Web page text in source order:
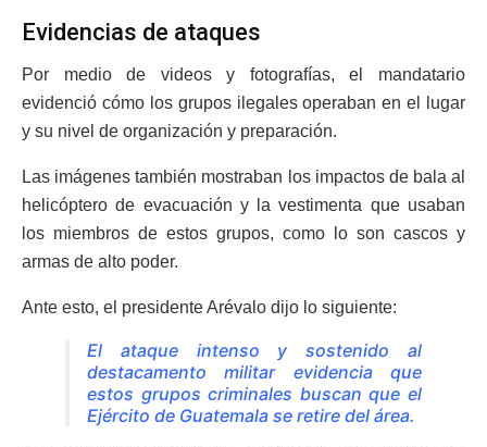
Evidencias de ataques
Por medio de videos y fotografías, el mandatario
evidenció cómo los grupos ilegales operaban en el lugar
y su nivel de organización y preparación.
Las imágenes también mostraban los impactos de bala al
helicóptero de evacuación y la vestimenta que usaban
los miembros de estos grupos, como lo son cascos y
armas de alto poder.
Ante esto, el presidente Arévalo dijo lo siguiente:
El ataque intenso y sostenido al
destacamento militar evidencia que
estos grupos criminales buscan que el
Ejército de Guatemala se retire del área.